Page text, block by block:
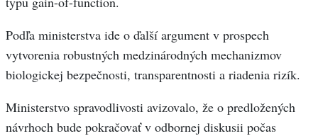
Podľa ministerstva ide o ďalší argument v prospech
vytvorenia robustných medzinárodných mechanizmov
biologickej bezpečnosti, transparentnosti a riadenia rizík.
Ministerstvo spravodlivosti avizovalo, že o predložených
návrhoch bude pokračovať v odbornej diskusii počas